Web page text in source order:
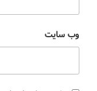
وب‌ سایت